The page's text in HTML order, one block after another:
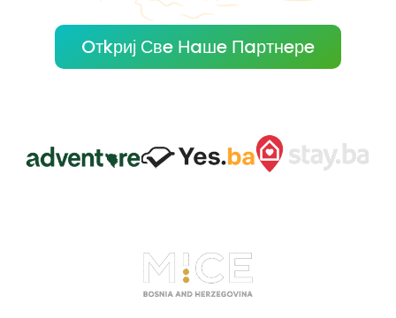
Oтkриј Свe Нaшe Пaртнeрe